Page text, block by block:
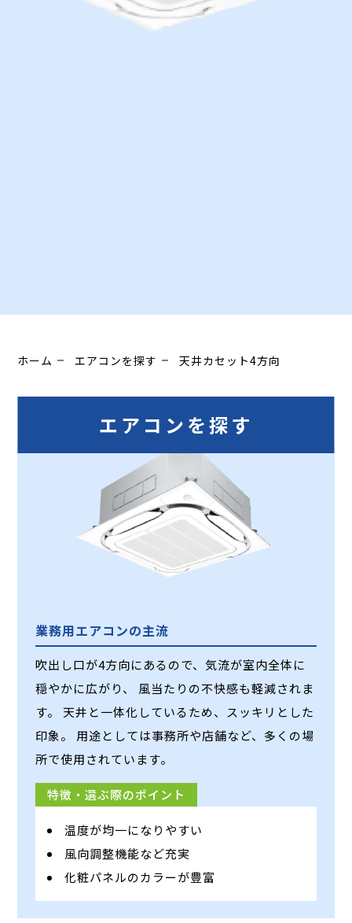
エアコンを探す
ホーム エアコンを探す 天井カセット4方向
天井カセット4方向
業務用エアコンの主流
吹出し口が4方向にあるので、気流が室内全体に
穏やかに広がり、 風当たりの不快感も軽減されま
す。 天井と一体化しているため、スッキリとした
印象。 用途としては事務所や店舗など、多くの場
所で使用されています。
特徴・選ぶ際のポイント
温度が均一になりやすい
風向調整機能など充実
化粧パネルのカラーが豊富